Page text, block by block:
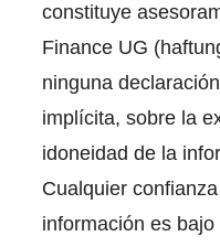
constituye
Finance UG
ninguna
implícita, sobre la
idoneidad de la
Cualquier
información es